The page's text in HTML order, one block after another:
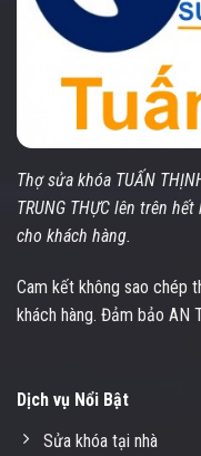
Thợ sửa khóa TUẤN
TRUNG THỰC lên trên
cho khách hàng.
Cam kết không sao chép
khách hàng. Đảm bảo AN
Dịch vụ Nổi Bật
Sửa khóa tại nhà